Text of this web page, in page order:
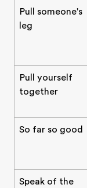
Pull someone's
leg
Pull yourself
together
So far so good
Speak of the